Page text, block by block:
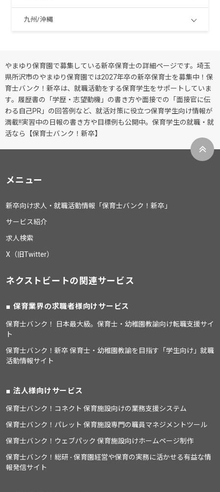
九州/沖縄
やまゆり保育園で募集している新卒保育士の詳細ページです。埼玉
県所沢市のやまゆり保育園では2027年卒の新卒保育士を募集中！保
育士バンク！新卒は、就職活動をする保育学生をサポートしていま
す。履歴書の「学歴・志望動機」の書き方や面接での「面接官に伝
わる自己PR」の回答例など、就活対策に役立つ保育学生向け情報が
満載!!実習中の日報の書き方や目標例も公開中。保育学生の就職・就
活なら【保育士バンク！新卒】
メニュー
新卒向け求人・就職活動情報「保育士バンク！新卒」
サービス紹介
求人検索
X（旧Twitter）
ネクストビートの関連サービス
保育業界の求職者様向けサービス
保育士バンク！ 日本最大級。保育士・幼稚園教諭向け転職支援サイ
ト
保育士バンク！新卒 保育士・幼稚園教諭を目指す「学生向け」就職
活動情報サイト
法人様向けサービス
保育士バンク！コネクト 保育施設向けの業務支援システム
保育士バンク！パレット 保育施設専門の職員マネジメントツール
保育士バンク！ウェブパック 保育施設向けホームページ制作
保育士バンク！総研 - 保育園経営や保育の実務に活かせる有益な情
報発信サイト